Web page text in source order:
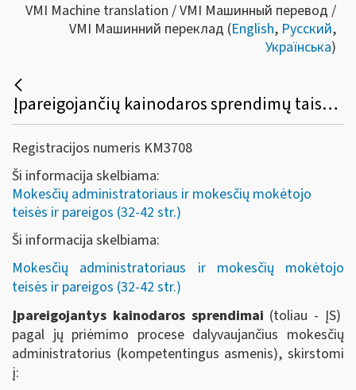
VMI Machine translation / VMI Машинный перевод /
VMI Машинний переклад (English, Русский,
Українська)
Įpareigojančių kainodaros sprendimų taisyklių taikymas nuo 2026-01-01
Registracijos numeris KM3708
Ši informacija skelbiama:
Mokesčių administratoriaus ir mokesčių mokėtojo
teisės ir pareigos (32-42 str.)
Ši informacija skelbiama:
Mokesčių administratoriaus ir mokesčių mokėtojo
teisės ir pareigos (32-42 str.)
Įpareigojantys kainodaros sprendimai (toliau - ĮS)
pagal jų priėmimo procese dalyvaujančius mokesčių
administratorius (kompetentingus asmenis), skirstomi
į: